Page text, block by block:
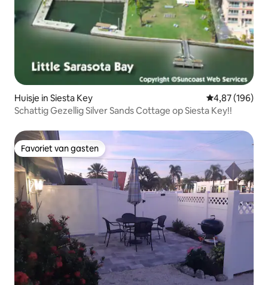
Huisje in Siesta Key Gemiddelde
4,87 (196)
Schattig Gezellig Silver Sands Cottage op Siesta Key!!
Favoriet van gasten
Favoriet van gasten